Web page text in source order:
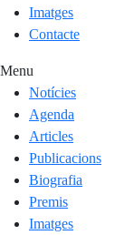
Imatges
Contacte
Menu
Notícies
Agenda
Articles
Publicacions
Biografia
Premis
Imatges